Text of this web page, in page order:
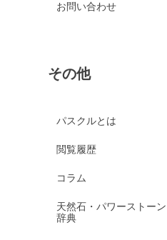
お問い合わせ
その他
パスクルとは
閲覧履歴
コラム
天然石・パワーストーン
辞典